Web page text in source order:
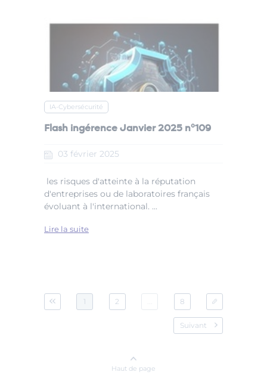
IA-Cybersécurité
Flash ingérence Janvier 2025 n°109
03 février 2025
les risques d'atteinte à la réputation
d'entreprises ou de laboratoires français
évoluant à l'international. ...
Lire la suite
1 2 8
Suivant
Haut de page